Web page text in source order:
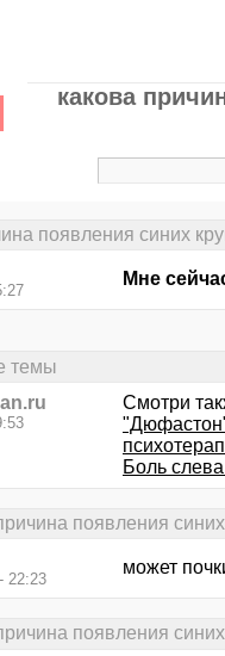
какова
появления синих
Мне
темы
Смотри
Боль
появления
22:23
может
появления